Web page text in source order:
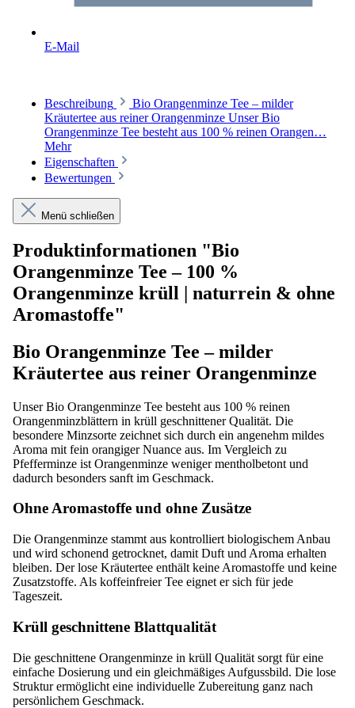
E-Mail
Beschreibung
Bio Orangenminze Tee – milder
Kräutertee aus reiner Orangenminze Unser Bio
Orangenminze Tee besteht aus 100 % reinen Orangen…
Mehr
Eigenschaften
Bewertungen
Menü schließen
Produktinformationen "Bio
Orangenminze Tee – 100 %
Orangenminze krüll | naturrein & ohne
Aromastoffe"
Bio Orangenminze Tee – milder
Kräutertee aus reiner Orangenminze
Unser Bio Orangenminze Tee besteht aus 100 % reinen
Orangenminzblättern in krüll geschnittener Qualität. Die
besondere Minzsorte zeichnet sich durch ein angenehm mildes
Aroma mit fein orangiger Nuance aus. Im Vergleich zu
Pfefferminze ist Orangenminze weniger mentholbetont und
dadurch besonders sanft im Geschmack.
Ohne Aromastoffe und ohne Zusätze
Die Orangenminze stammt aus kontrolliert biologischem Anbau
und wird schonend getrocknet, damit Duft und Aroma erhalten
bleiben. Der lose Kräutertee enthält keine Aromastoffe und keine
Zusatzstoffe. Als koffeinfreier Tee eignet er sich für jede
Tageszeit.
Krüll geschnittene Blattqualität
Die geschnittene Orangenminze in krüll Qualität sorgt für eine
einfache Dosierung und ein gleichmäßiges Aufgussbild. Die lose
Struktur ermöglicht eine individuelle Zubereitung ganz nach
persönlichem Geschmack.